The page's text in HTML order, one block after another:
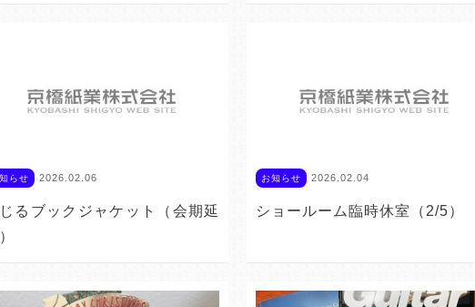
らせ 2026.02.06
るブックジャケット（会期延
お知らせ 2026.02.04
ショールーム臨時休室（2/5）